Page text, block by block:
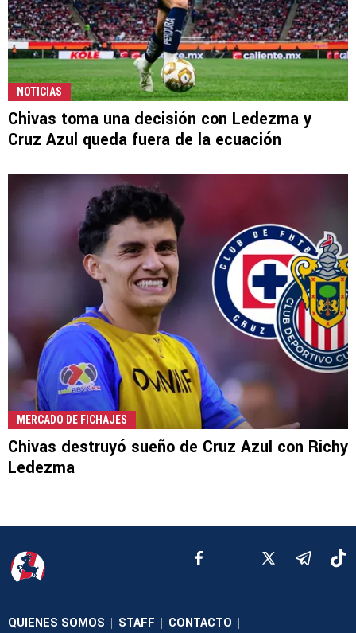
NOTICIAS
Chivas toma una decisión con Ledezma y
Cruz Azul queda fuera de la ecuación
MERCADO DE FICHAJES
Chivas destruyó sueño de Cruz Azul con Richy
Ledezma
QUIENES SOMOS | STAFF | CONTACTO |